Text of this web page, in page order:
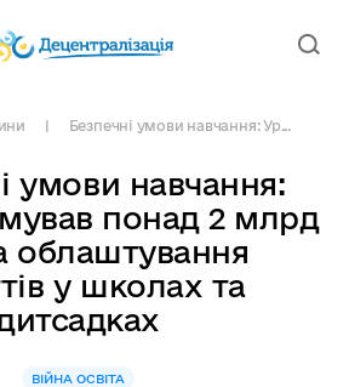
Безпечні умови навчання: Ур...
умови навчання:
понад 2 млрд
облаштування
у школах та
ВІЙНА ОСВІТА